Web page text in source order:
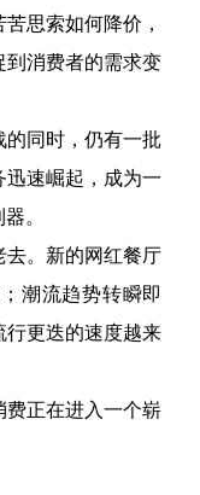
思索如何降价，
消费者的需求变
同时，仍有一批
速崛起，成为一
。
。新的网红餐厅
潮流趋势转瞬即
更迭的速度越来
正在进入一个崭